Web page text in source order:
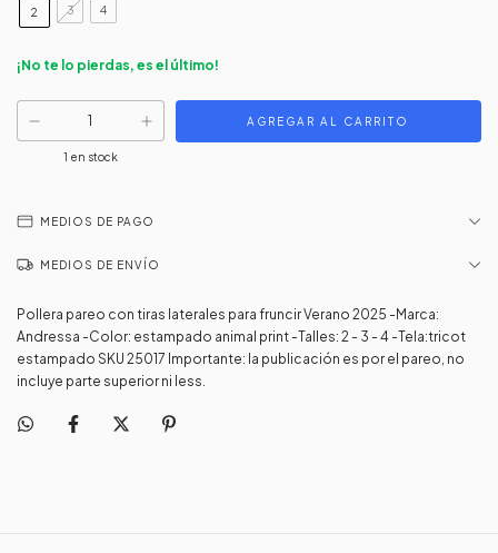
2 3 4
¡No te lo pierdas, es el último!
1 en stock
MEDIOS DE PAGO
MEDIOS DE ENVÍO
Pollera pareo con tiras laterales para fruncir Verano 2025 -Marca:
Andressa -Color: estampado animal print -Talles: 2 - 3 - 4 -Tela:tricot
estampado SKU 25017 Importante: la publicación es por el pareo, no
incluye parte superior ni less.